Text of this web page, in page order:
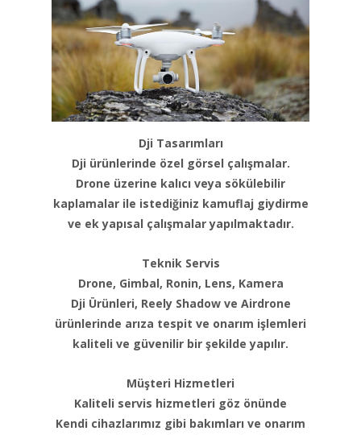
Dji Tasarımları
Dji ürünlerinde özel görsel çalışmalar.
Drone üzerine kalıcı veya sökülebilir
kaplamalar ile istediğiniz kamuflaj giydirme
ve ek yapısal çalışmalar yapılmaktadır.
Teknik Servis
Drone, Gimbal, Ronin, Lens, Kamera
Dji Ürünleri, Reely Shadow ve Airdrone
ürünlerinde arıza tespit ve onarım işlemleri
kaliteli ve güvenilir bir şekilde yapılır.
Müşteri Hizmetleri
Kaliteli servis hizmetleri göz önünde
Kendi cihazlarımız gibi bakımları ve onarım